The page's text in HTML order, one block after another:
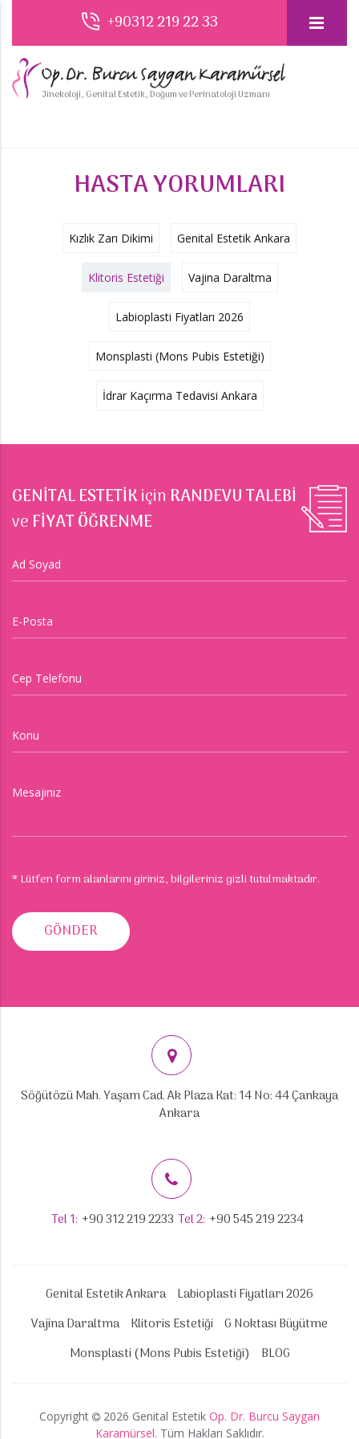
+90312 219 22 33
Jinekoloji, Genital Estetik, Doğum ve Perinatoloji Uzmanı
HASTA YORUMLARI
Kızlık Zarı Dikimi Genital Estetik Ankara
Klitoris Estetiği Vajina Daraltma
Labioplasti Fiyatları 2026
Monsplasti (Mons Pubis Estetiği)
İdrar Kaçırma Tedavisi Ankara
GENİTAL ESTETİKiçinRANDEVU TALEBİ
veFİYAT ÖĞRENME
Ad Soyad
E-Posta
Cep Telefonu
Konu
Mesajınız
* Lütfen form alanlarını giriniz, bilgileriniz gizli tutulmaktadır.
GÖNDER
Söğütözü Mah. Yaşam Cad. Ak Plaza Kat: 14 No: 44 Çankaya
Ankara
Tel 1: +90 312 219 2233 Tel 2: +90 545 219 2234
Genital Estetik Ankara
Labioplasti Fiyatları 2026
Vajina Daraltma
Klitoris Estetiği
G Noktası Büyütme
Monsplasti (Mons Pubis Estetiği)
BLOG
Copyright 2026 Genital Estetik Op. Dr. Burcu Saygan
Karamürsel. Tüm Hakları Saklıdır.